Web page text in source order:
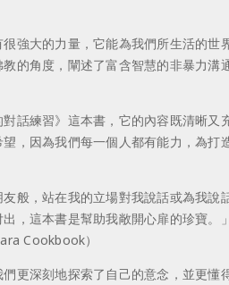
強大的力量，它能為我們所生活的
的角度，闡述了富含智慧的非暴力
話練習》這本書，它的內容既清晰
，因為我們每一個人都有能力，為
般，站在我的立場對我說話或為我
，這本書是幫助我敞開心扉的珍寶
Cookbook）
更深刻地探索了自己的意念，並更